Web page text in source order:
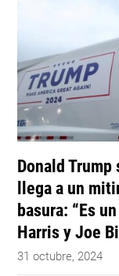
Donald
llega a un
basura: “Es
Harris y Joe
31 octubre, 2024